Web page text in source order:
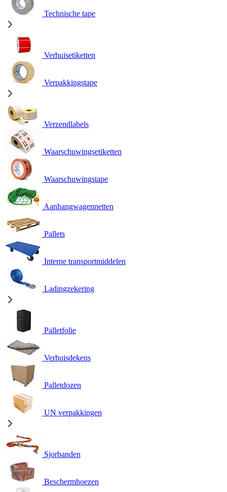
Technische tape
Verhuisetiketten
Verpakkingstape
Verzendlabels
Waarschuwingsetiketten
Waarschuwingstape
Aanhangwagennetten
Pallets
Interne transportmiddelen
Ladingzekering
Palletfolie
Verhuisdekens
Palletdozen
UN verpakkingen
Sjorbanden
Beschermhoezen